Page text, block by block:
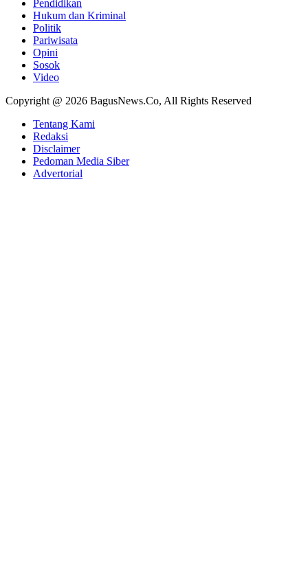
Pendidikan
Hukum dan Kriminal
Politik
Pariwisata
Opini
Sosok
Video
Copyright @ 2026 BagusNews.Co, All Rights Reserved
Tentang Kami
Redaksi
Disclaimer
Pedoman Media Siber
Advertorial